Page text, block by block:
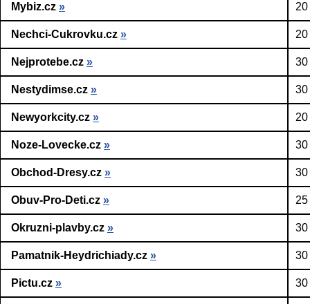
Mybiz.cz »
Nechci-Cukrovku.cz »
Nejprotebe.cz » 30
Nestydimse.cz » 30
Newyorkcity.cz »
Noze-Lovecke.cz » 30
Obchod-Dresy.cz » 30
Obuv-Pro-Deti.cz »
Okruzni-plavby.cz » 30
Pamatnik-Heydrichiady.cz » 30
Pictu.cz » 30